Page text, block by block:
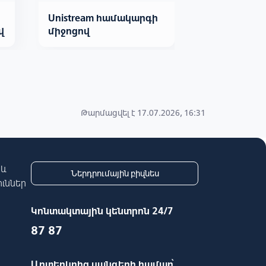
Unistream համակարգի
միջոցով
Թարմացվել է 17.07.2026, 16:31
Ներդրումային բիզնես
Կոնտակտային կենտրոն 24/7
87 87